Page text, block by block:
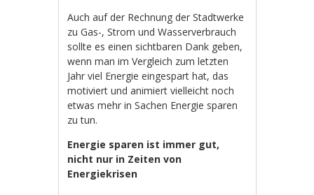
Auch auf der Rechnung der Stadtwerke
zu Gas-, Strom und Wasserverbrauch
sollte es einen sichtbaren Dank geben,
wenn man im Vergleich zum letzten
Jahr viel Energie eingespart hat, das
motiviert und animiert vielleicht noch
etwas mehr in Sachen Energie sparen
zu tun.
Energie sparen ist immer gut,
nicht nur in Zeiten von
Energiekrisen